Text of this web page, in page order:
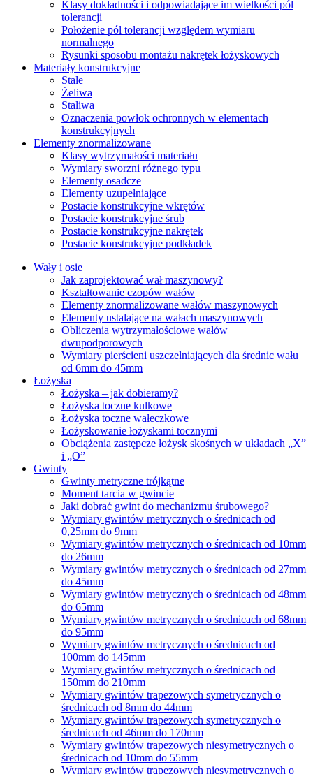
Klasy dokładności i odpowiadające im wielkości pól
tolerancji
Położenie pól tolerancji względem wymiaru
normalnego
Rysunki sposobu montażu nakrętek łożyskowych
Materiały konstrukcyjne
Stale
Żeliwa
Staliwa
Oznaczenia powłok ochronnych w elementach
konstrukcyjnych
Elementy znormalizowane
Klasy wytrzymałości materiału
Wymiary sworzni różnego typu
Elementy osadcze
Elementy uzupełniające
Postacie konstrukcyjne wkrętów
Postacie konstrukcyjne śrub
Postacie konstrukcyjne nakrętek
Postacie konstrukcyjne podkładek
Wały i osie
Jak zaprojektować wał maszynowy?
Kształtowanie czopów wałów
Elementy znormalizowane wałów maszynowych
Elementy ustalające na wałach maszynowych
Obliczenia wytrzymałościowe wałów
dwupodporowych
Wymiary pierścieni uszczelniających dla średnic wału
od 6mm do 45mm
Łożyska
Łożyska – jak dobieramy?
Łożyska toczne kulkowe
Łożyska toczne wałeczkowe
Łożyskowanie łożyskami tocznymi
Obciążenia zastępcze łożysk skośnych w układach „X”
i „O”
Gwinty
Gwinty metryczne trójkątne
Moment tarcia w gwincie
Jaki dobrać gwint do mechanizmu śrubowego?
Wymiary gwintów metrycznych o średnicach od
0,25mm do 9mm
Wymiary gwintów metrycznych o średnicach od 10mm
do 26mm
Wymiary gwintów metrycznych o średnicach od 27mm
do 45mm
Wymiary gwintów metrycznych o średnicach od 48mm
do 65mm
Wymiary gwintów metrycznych o średnicach od 68mm
do 95mm
Wymiary gwintów metrycznych o średnicach od
100mm do 145mm
Wymiary gwintów metrycznych o średnicach od
150mm do 210mm
Wymiary gwintów trapezowych symetrycznych o
średnicach od 8mm do 44mm
Wymiary gwintów trapezowych symetrycznych o
średnicach od 46mm do 170mm
Wymiary gwintów trapezowych niesymetrycznych o
średnicach od 10mm do 55mm
Wymiary gwintów trapezowych niesymetrycznych o